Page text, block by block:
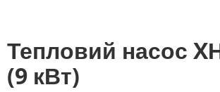
Тепловий насос
(9 кВт)